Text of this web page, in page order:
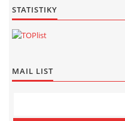
STATISTIKY
MAIL LIST